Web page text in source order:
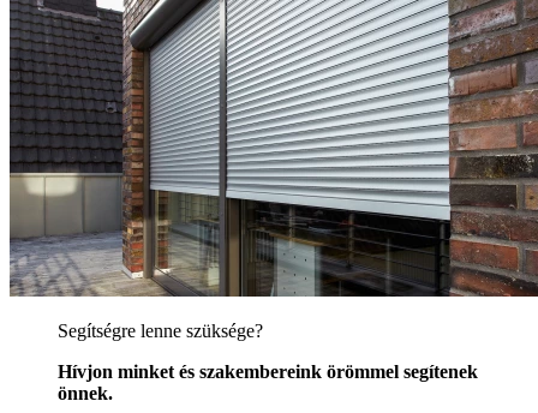
Segítségre lenne szüksége?
Hívjon minket és szakembereink örömmel segítenek
önnek.